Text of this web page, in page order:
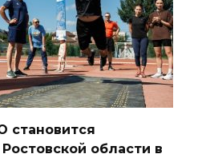
становится
области в